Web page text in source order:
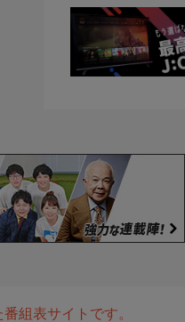
組表サイトです。